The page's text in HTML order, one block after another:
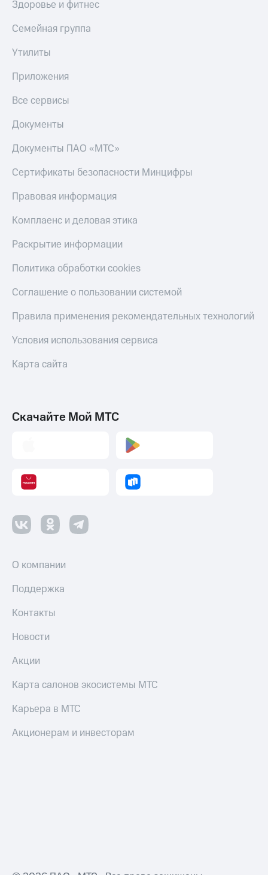
номер
МТС
Пополнить
другого
интернета
ТВ
Переводы
телефона
на карту
МТС Pay
Оплата
коду
Смартфоны
Наушники
Умные
часы
Акции
и
Все
Здоровье и фитнес
Семейная группа
Утилиты
Приложения
Все сервисы
Документы
Документы ПАО «МТС»
Сертификаты безопасности Минцифры
Правовая информация
Комплаенс и деловая этика
Раскрытие информации
Политика обработки cookies
Соглашение о пользовании системой
Правила применения рекомендательных технологий
Условия использования сервиса
Карта сайта
Скачайте Мой МТС
О компании
Поддержка
Контакты
Новости
Акции
Карта салонов экосистемы МТС
Карьера в МТС
Акционерам и инвесторам